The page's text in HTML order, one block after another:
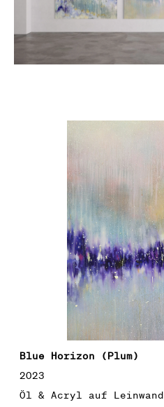
Blue Horizon (Plum)
2023
Öl & Acryl auf Leinwand